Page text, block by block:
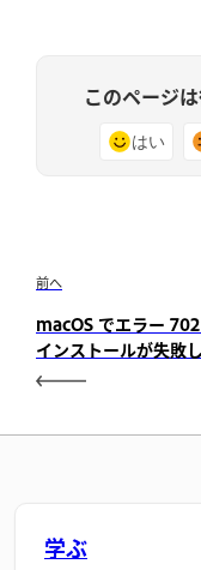
このページ
はい
前へ
macOS でエラー
インストールが失敗
学ぶ